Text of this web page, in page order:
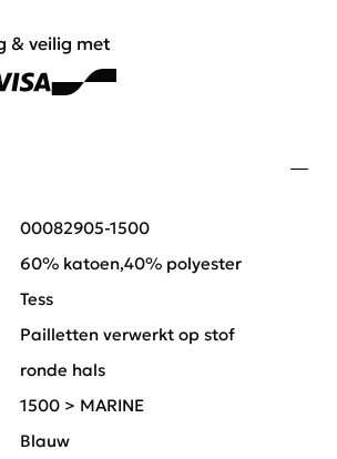
& veilig met
00082905-1500
60% katoen,40% polyester
Tess
Pailletten verwerkt op stof
ronde hals
1500 > MARINE
Blauw